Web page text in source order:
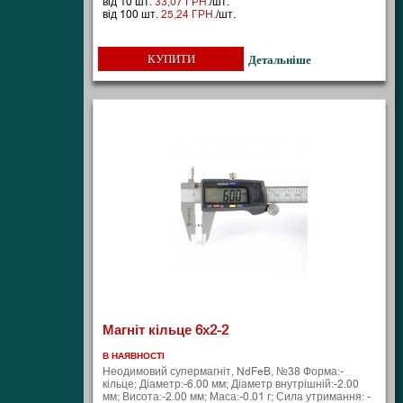
від 100 шт.25,24 ГРН./шт.
КУПИТИ Детальніше
Магніт кільце 6х2-2
В НАЯВНОСТІ
Неодимовий супермагніт, NdFeB, №38 Форма:-
кільце; Діаметр:-6.00 мм; Діаметр внутрішній:-2.00
мм; Висота:-2.00 мм; Маса:-0.01 г; Сила утримання: -